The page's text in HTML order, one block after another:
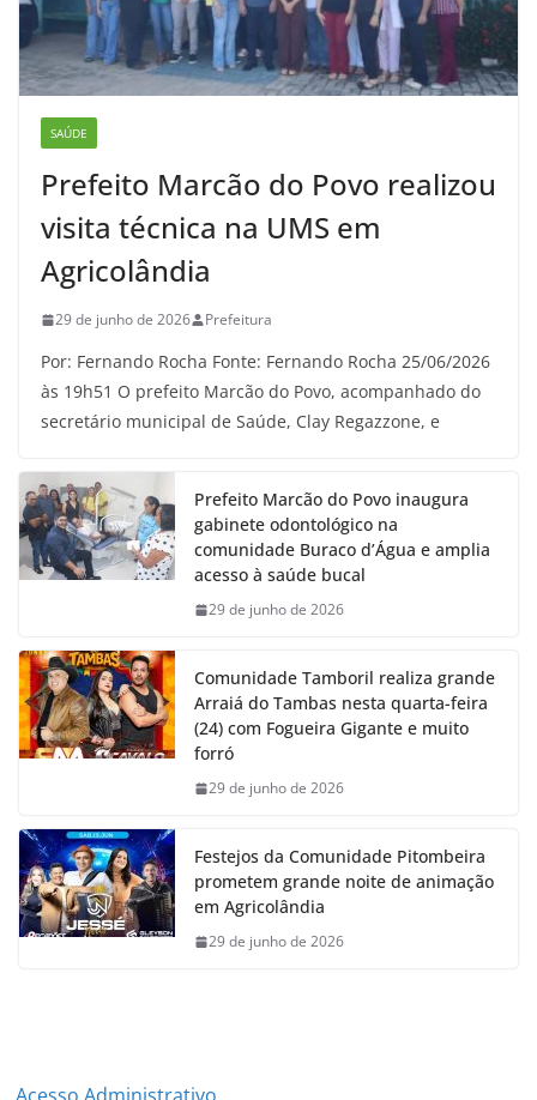
SAÚDE
Prefeito Marcão do Povo realizou
visita técnica na UMS em
Agricolândia
29 de junho de 2026 Prefeitura
Por: Fernando Rocha Fonte: Fernando Rocha 25/06/2026
às 19h51 O prefeito Marcão do Povo, acompanhado do
secretário municipal de Saúde, Clay Regazzone, e
Prefeito Marcão do Povo inaugura
gabinete odontológico na
comunidade Buraco d’Água e amplia
acesso à saúde bucal
29 de junho de 2026
Comunidade Tamboril realiza grande
Arraiá do Tambas nesta quarta-feira
(24) com Fogueira Gigante e muito
forró
29 de junho de 2026
Festejos da Comunidade Pitombeira
prometem grande noite de animação
em Agricolândia
29 de junho de 2026